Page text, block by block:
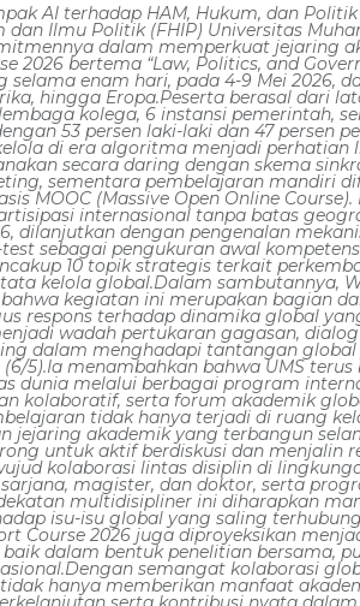
AI terhadap HAM, Hukum, dan
dan Ilmu Politik (FHIP) Universitas
dalam memperkuat jejaring
2026 bertema “Law, Politics, and
enam hari, pada 4-9 Mei 2026,
hingga Eropa.Peserta berasal dari
kolega, 6 instansi pemerintah,
53 persen laki-laki dan 47 persen
di era algoritma menjadi perhatian
secara daring dengan skema
sementara pembelajaran mandiri
MOOC (Massive Open Online
internasional tanpa batas
dilanjutkan dengan pengenalan
sebagai pengukuran awal
10 topik strategis terkait
kelola global.Dalam sambutannya,
bahwa kegiatan ini merupakan bagian
respons terhadap dinamika global
wadah pertukaran gagasan,
dalam menghadapi tantangan
(6/5).Ia menambahkan bahwa UMS
dunia melalui berbagai program
kolaboratif, serta forum akademik
tidak hanya terjadi di ruang
jejaring akademik yang terbangun
untuk aktif berdiskusi dan menjalin
kolaborasi lintas disiplin di
magister, dan doktor, serta
multidisipliner ini diharapkan
isu-isu global yang saling
Course 2026 juga diproyeksikan
dalam bentuk penelitian bersama,
semangat kolaborasi
hanya memberikan manfaat